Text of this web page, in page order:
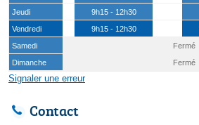
Jeudi
9h15 - 12h30
Vendredi
9h15 - 12h30
Samedi
Fermé
Dimanche
Fermé
Signaler une erreur
Contact